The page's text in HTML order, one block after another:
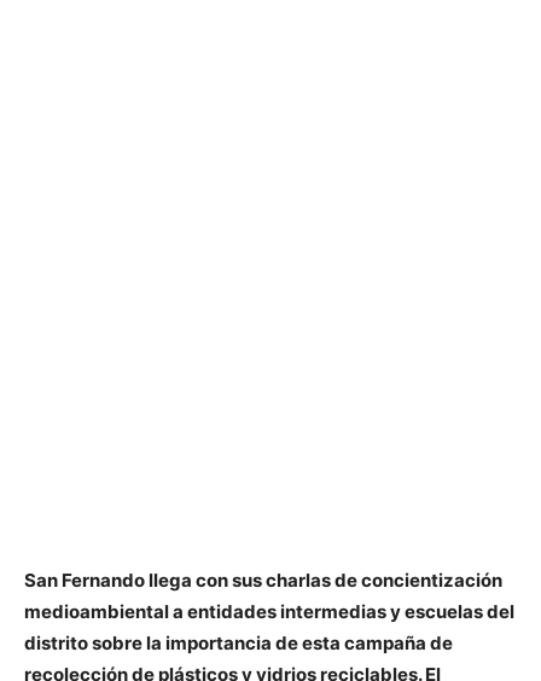
San Fernando llega con sus charlas de concientización
medioambiental a entidades intermedias y escuelas del
distrito sobre la importancia de esta campaña de
recolección de plásticos y vidrios reciclables. El